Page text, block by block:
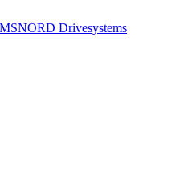
NORD Drivesystems